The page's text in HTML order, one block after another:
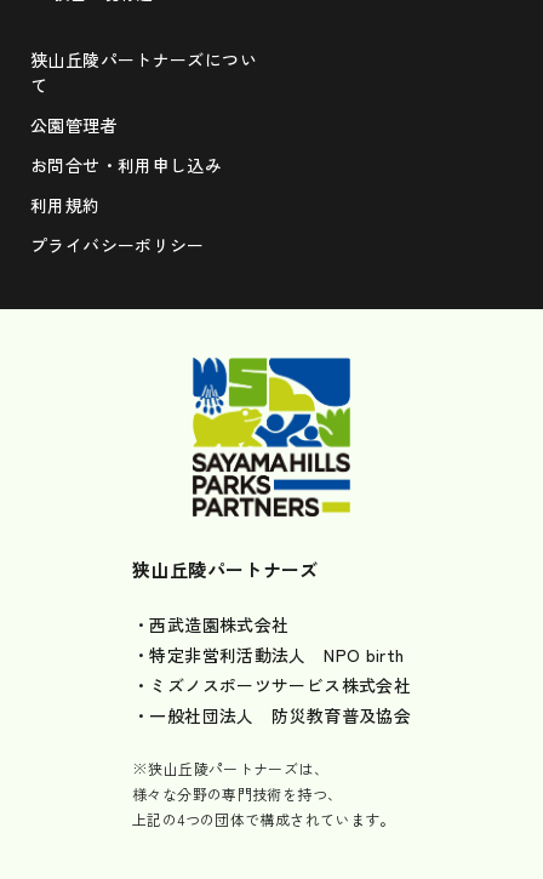
狭山丘陵パートナーズについ
て
公園管理者
お問合せ・利用申し込み
利用規約
プライバシーポリシー
狭山丘陵パートナーズ
・西武造園株式会社
・特定非営利活動法人 NPO birth
・ミズノスポーツサービス株式会社
・一般社団法人 防災教育普及協会
※狭山丘陵パートナーズは、
様々な分野の専門技術を持つ、
上記の4つの団体で構成されています。